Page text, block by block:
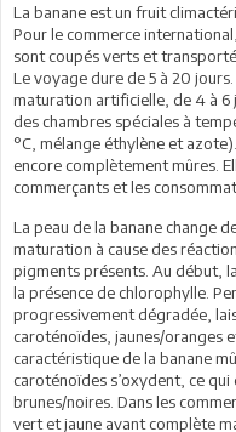
La banane est un fruit
Pour le commerce
sont coupés verts et
Le voyage dure de 5 à 20
maturation artificielle, de 4 à 6
des chambres spéciales à
°C, mélange éthylène et
encore complètement mûres.
commerçants et les
La peau de la banane change
maturation à cause des
pigments présents. Au début,
la présence de chlorophylle.
progressivement dégradée,
caroténoïdes, jaunes/oranges
caractéristique de la banane
caroténoïdes s’oxydent, ce
brunes/noires. Dans les
vert et jaune avant complète